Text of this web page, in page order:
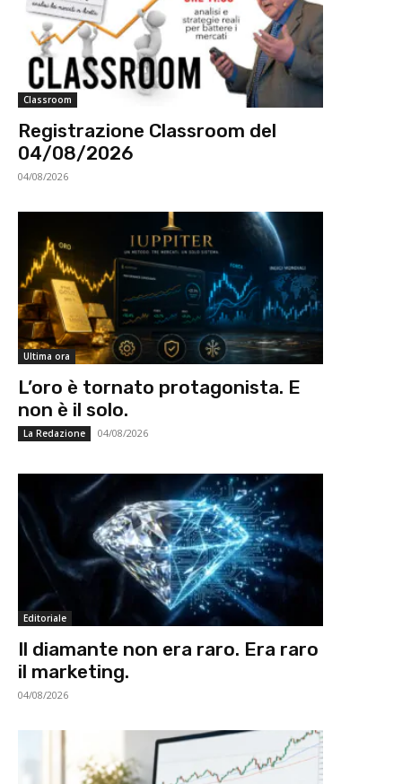
Classroom
Registrazione Classroom del
04/08/2026
04/08/2026
Ultima ora
L’oro è tornato protagonista. E
non è il solo.
La Redazione 04/08/2026
Editoriale
Il diamante non era raro. Era raro
il marketing.
04/08/2026